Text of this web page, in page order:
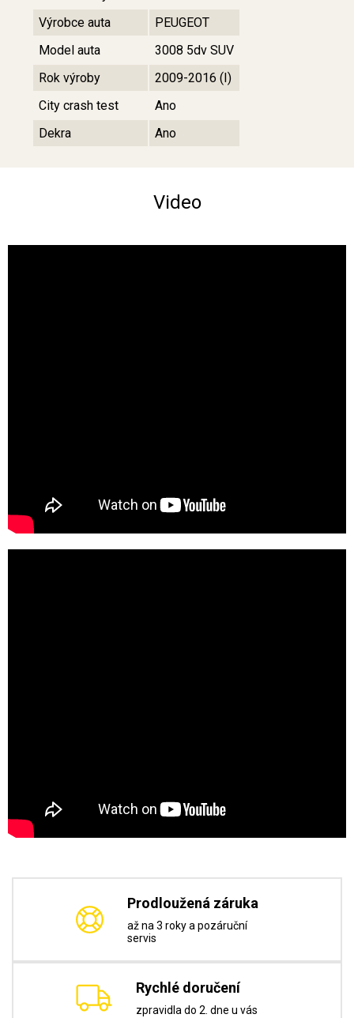
Výrobce auta
PEUGEOT
Model auta
3008 5dv SUV
Rok výroby
2009-2016 (I)
City crash test
Ano
Dekra
Ano
Video
Prodloužená záruka
až na 3 roky a pozáruční
servis
Rychlé doručení
zpravidla do 2. dne u vás